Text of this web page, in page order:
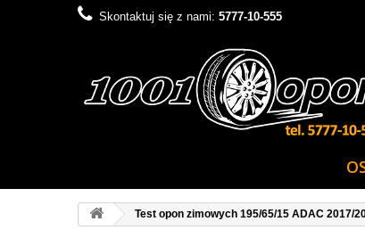
Skontaktuj się z nami: 5777-10-555
Test opon zimowych 195/65/15 ADAC 2017/